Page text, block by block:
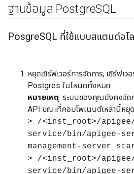
ฐานข้อมูล PostgreSQL
PosgreSQL ที่ใช้แบบสแตนด์อ
หยุดเซิร์ฟเวอร์การจัดการ, เซิร์ฟเว
Postgres ในโหนดทั้งหมด:
หมายเหตุ: ระบบของคุณยังคงจัด
API ขณะที่คอมโพเนนต์เหล่านี้หยุ
> /<inst_root>/
service/bin/apigee-
management-server
> /<inst_root>/
service/bin/apigee-